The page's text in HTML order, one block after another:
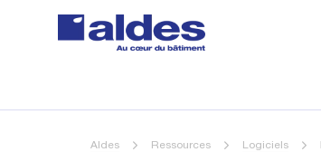
Aldes Ressources Logiciels